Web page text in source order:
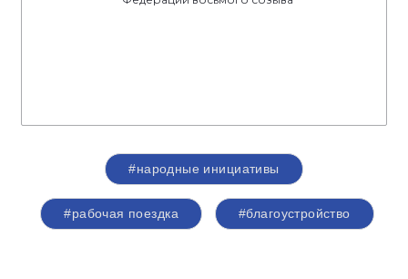
#народные инициативы
#рабочая поездка #благоустройство